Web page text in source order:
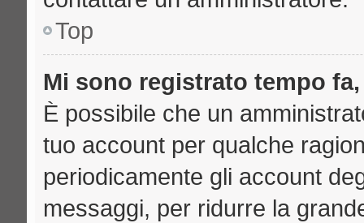
Top
Mi sono registrato tempo
È possibile che un
tuo account per qualche
periodicamente gli account
messaggi, per ridurre la